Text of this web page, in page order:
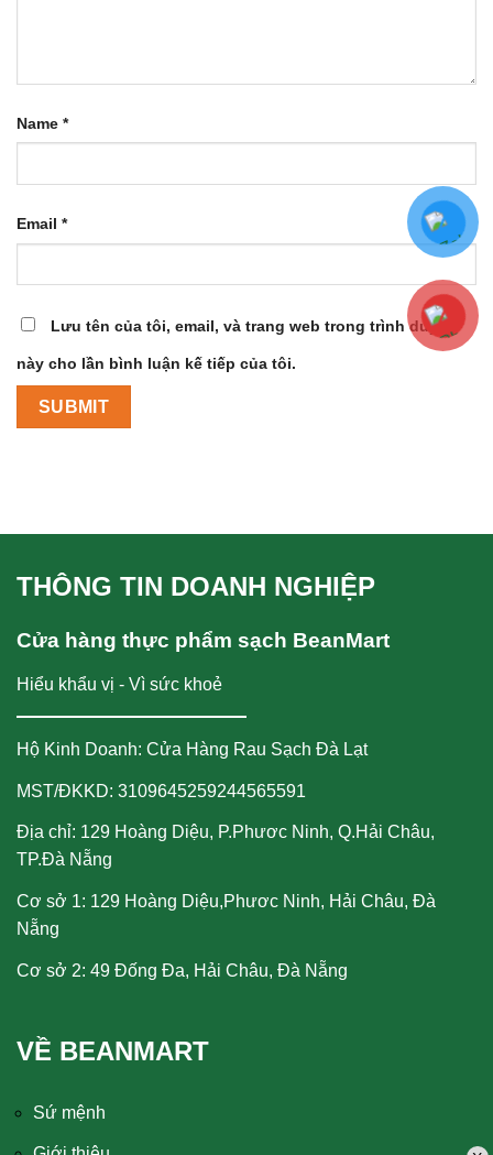
Name *
Email *
Lưu tên của tôi, email, và trang web trong trình duyệt
này cho lần bình luận kế tiếp của tôi.
THÔNG TIN DOANH NGHIỆP
Cửa hàng thực phẩm sạch BeanMart
Hiểu khẩu vị - Vì sức khoẻ
Hộ Kinh Doanh: Cửa Hàng Rau Sạch Đà Lạt
MST/ĐKKD: 3109645259244565591
Địa chỉ: 129 Hoàng Diệu, P.Phươc Ninh, Q.Hải Châu,
TP.Đà Nẵng
Cơ sở 1: 129 Hoàng Diệu,Phươc Ninh, Hải Châu, Đà
Nẵng
Cơ sở 2: 49 Đống Đa, Hải Châu, Đà Nẵng
VỀ BEANMART
Sứ mệnh